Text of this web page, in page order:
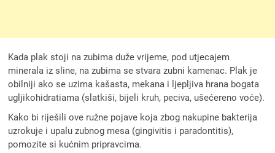
Kada plak stoji na zubima duže vrijeme, pod utjecajem
minerala iz sline, na zubima se stvara zubni kamenac. Plak je
obilniji ako se uzima kašasta, mekana i ljepljiva hrana bogata
ugljikohidratiama (slatkiši, bijeli kruh, peciva, ušećereno voće).
Kako bi riješili ove ružne pojave koja zbog nakupine bakterija
uzrokuje i upalu zubnog mesa (gingivitis i paradontitis),
pomozite si kućnim pripravcima.